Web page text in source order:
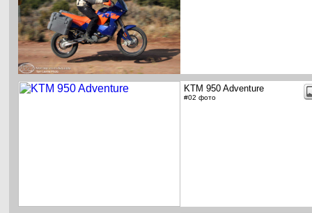
KTM 950 Adventure
#02 фото